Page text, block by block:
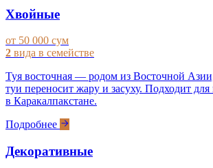
Хвойные
от 50 000 сум
2 вида в семействе
Туя восточная — родом из Восточной
туи переносит жару и засуху. Подходит
в Каракалпакстане.
Подробнее
Декоративные